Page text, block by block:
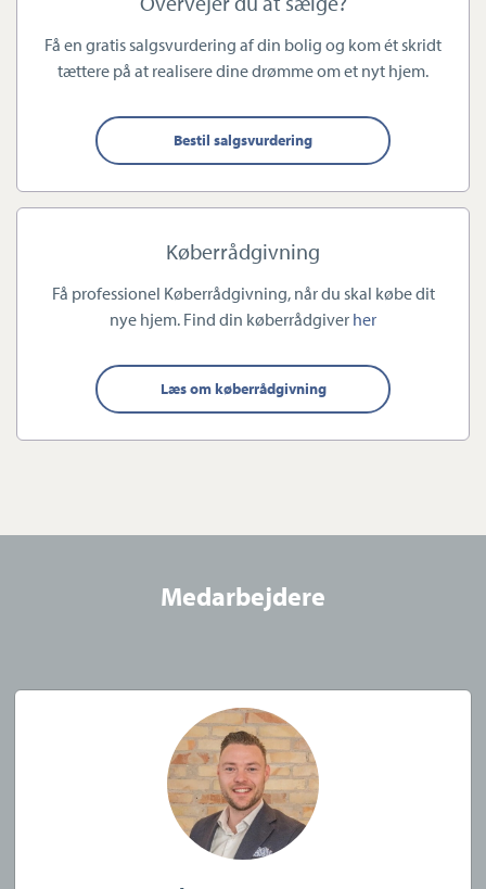
på en varm sommeraften i haven eller under dynen på en kold
dag i december. Vi lægger stor vægt på, at du som kunde føler
dig som en del af et særligt fællesskab. Når man handler bolig
eksklusiv klub.
Store drømme – store planer
Det er Estate Nykøbings vision at være Guldborgsunds
foretrukne ejendomsmægler, fordi borgere i Guldborgsund
lokalkendskab og med kunden i fokus.
Nykøbing F og alle byerne/distrikterne omkring: Væggerløse,
Marielyst, Hasselø, Systofte, Nordbyen, Eskilstrup,
Stubbekøbing, Idestrup, Sundby, Toreby, Guldborg, Tingsted,
Klodskov, Nørre Ørslev, Gedser. Alle steder har hver sin charme.
Få en gratis salgsvurdering af din bolig og kom ét skridt
tættere på at realisere dine drømme om et nyt hjem.
Bestil salgsvurdering
Køberrådgivning
Få professionel Køberrådgivning, når du skal købe dit
nye hjem. Find din køberrådgiver her
Læs om køberrådgivning
Medarbejdere